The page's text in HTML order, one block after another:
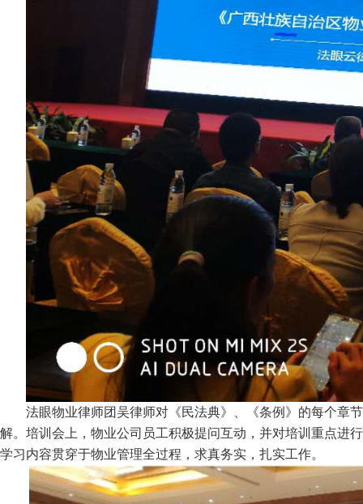
法眼物业律师团吴律师对《民法典》、《条例》的每个章
解。培训会上，物业公司员工积极提问互动，并对培训重点进
学习内容贯穿于物业管理全过程，求真务实，扎实工作。